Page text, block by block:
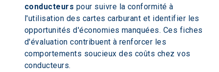
conducteurs pour suivre la conformité à
l'utilisation des cartes carburant et identifier les
opportunités d'économies manquées. Ces fiches
d'évaluation contribuent à renforcer les
comportements soucieux des coûts chez vos
conducteurs.